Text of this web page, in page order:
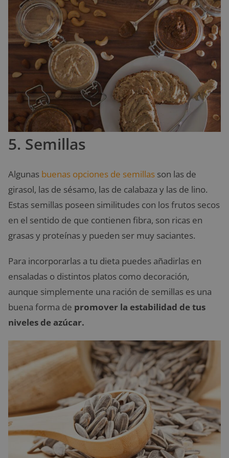
5. Semillas
Algunas buenas opciones de semillas son las de
girasol, las de sésamo, las de calabaza y las de lino.
Estas semillas poseen similitudes con los frutos secos
en el sentido de que contienen fibra, son ricas en
grasas y proteínas y pueden ser muy saciantes.
Para incorporarlas a tu dieta puedes añadirlas en
ensaladas o distintos platos como decoración,
aunque simplemente una ración de semillas es una
buena forma de promover la estabilidad de tus
niveles de azúcar.